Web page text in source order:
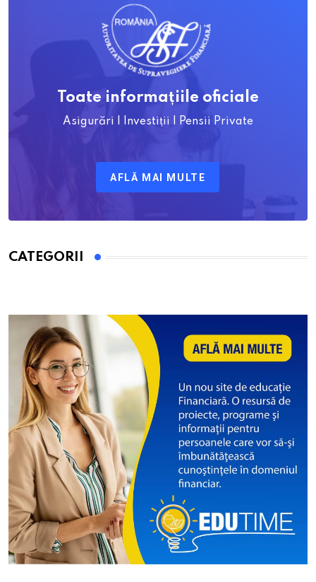
Toate informațiile oficiale
Asigurări | Investiții | Pensii Private
AFLĂ MAI MULTE
CATEGORII